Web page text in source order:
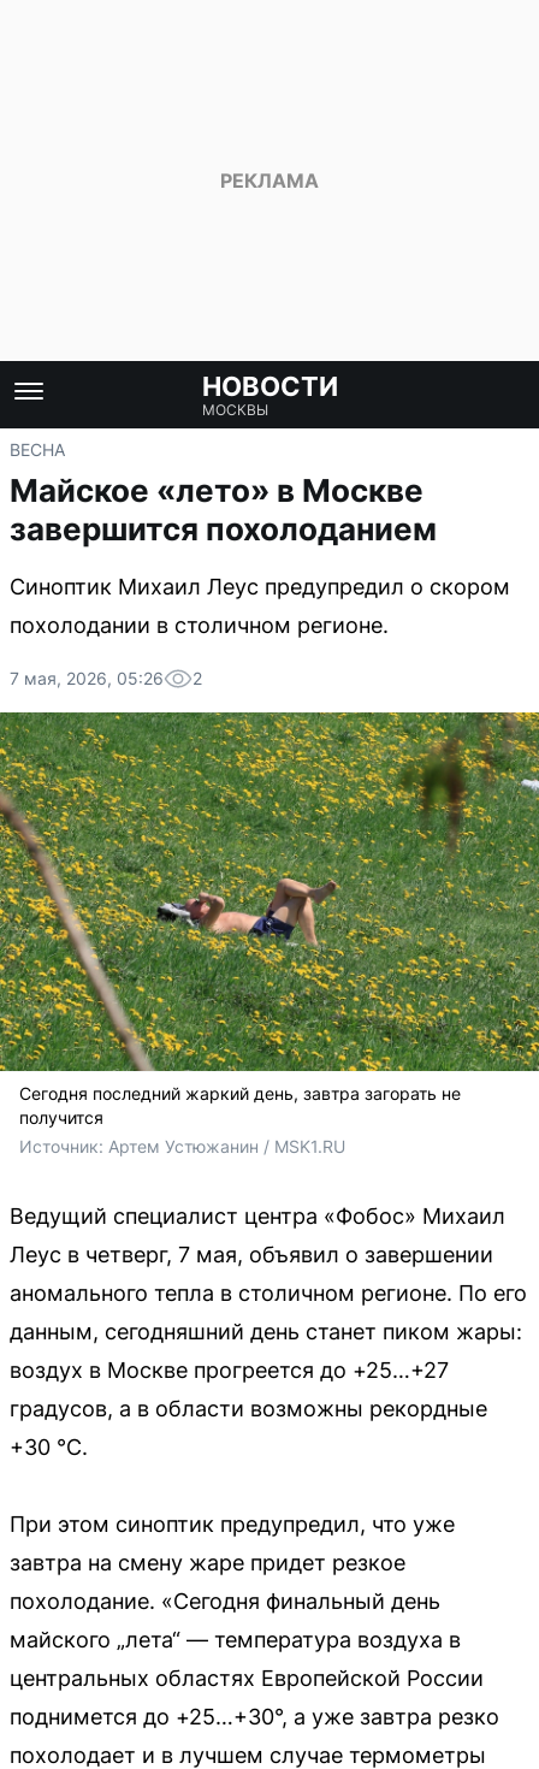
НОВОСТИ
МОСКВЫ
ВЕСНА
Майское «лето» в Москве
завершится похолоданием
Синоптик Михаил Леус предупредил о скором
похолодании в столичном регионе.
7 мая, 2026, 05:26 2
Сегодня последний жаркий день, завтра загорать не
получится
Источник: Артем Устюжанин / MSK1.RU
Ведущий специалист центра «Фобос» Михаил
Леус в четверг, 7 мая, объявил о завершении
аномального тепла в столичном регионе. По его
данным, сегодняшний день станет пиком жары:
воздух в Москве прогреется до +25…+27
градусов, а в области возможны рекордные
+30 °C.
При этом синоптик предупредил, что уже
завтра на смену жаре придет резкое
похолодание. «Сегодня финальный день
майского „лета“ — температура воздуха в
центральных областях Европейской России
поднимется до +25…+30°, а уже завтра резко
похолодает и в лучшем случае термометры